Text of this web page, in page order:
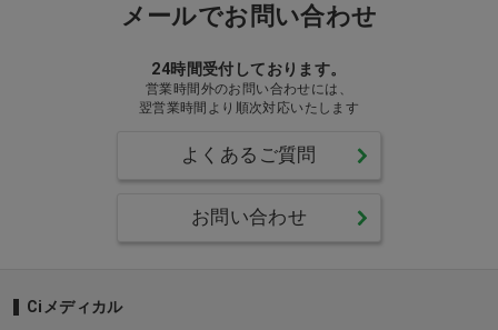
メールでお問い合わせ
24時間受付しております。
営業時間外のお問い合わせには、
翌営業時間より順次対応いたします
よくあるご質問
お問い合わせ
Ciメディカル